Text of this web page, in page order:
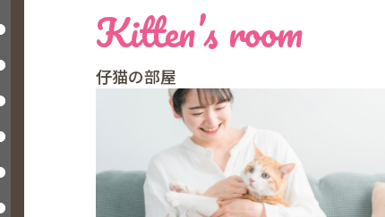
Kitten’s room
仔猫の部屋